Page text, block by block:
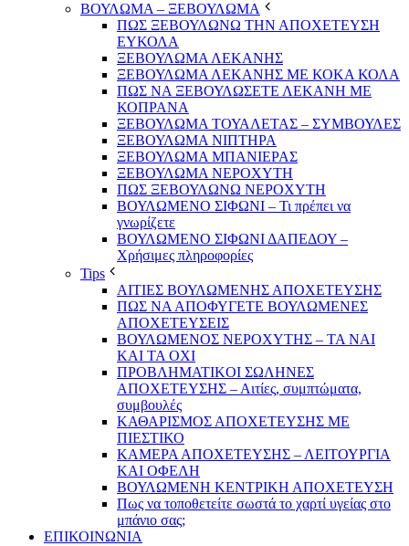
ΒΟΥΛΩΜΑ – ΞΕΒΟΥΛΩΜΑ
ΠΩΣ ΞΕΒΟΥΛΩΝΩ ΤΗΝ ΑΠΟΧΕΤΕΥΣΗ
ΕΥΚΟΛΑ
ΞΕΒΟΥΛΩΜΑ ΛΕΚΑΝΗΣ
ΞΕΒΟΥΛΩΜΑ ΛΕΚΑΝΗΣ ΜΕ ΚΟΚΑ ΚΟΛΑ
ΠΩΣ ΝΑ ΞΕΒΟΥΛΩΣΕΤΕ ΛΕΚΑΝΗ ΜΕ
ΚΟΠΡΑΝΑ
ΞΕΒΟΥΛΩΜΑ ΤΟΥΑΛΕΤΑΣ – ΣΥΜΒΟΥΛΕΣ
ΞΕΒΟΥΛΩΜΑ ΝΙΠΤΗΡΑ
ΞΕΒΟΥΛΩΜΑ ΜΠΑΝΙΕΡΑΣ
ΞΕΒΟΥΛΩΜΑ ΝΕΡΟΧΥΤΗ
ΠΩΣ ΞΕΒΟΥΛΩΝΩ ΝΕΡΟΧΥΤΗ
ΒΟΥΛΩΜΕΝΟ ΣΙΦΩΝΙ – Τι πρέπει να
γνωρίζετε
ΒΟΥΛΩΜΕΝΟ ΣΙΦΩΝΙ ΔΑΠΕΔΟΥ –
Χρήσιμες πληροφορίες
Tips
ΑΙΤΙΕΣ ΒΟΥΛΩΜΕΝΗΣ ΑΠΟΧΕΤΕΥΣΗΣ
ΠΩΣ ΝΑ ΑΠΟΦΥΓΕΤΕ ΒΟΥΛΩΜΕΝΕΣ
ΑΠΟΧΕΤΕΥΣΕΙΣ
ΒΟΥΛΩΜΕΝΟΣ ΝΕΡΟΧΥΤΗΣ – TA NAI
KAI TA OXI
ΠΡΟΒΛΗΜΑΤIKOI ΣΩΛΗΝΕΣ
ΑΠΟΧΕΤΕΥΣΗΣ – Αιτίες, συμπτώματα,
συμβουλές
ΚΑΘΑΡΙΣΜΟΣ ΑΠΟΧΕΤΕΥΣΗΣ ΜΕ
ΠΙΕΣΤΙΚΟ
ΚΑΜΕΡΑ ΑΠΟΧΕΤΕΥΣΗΣ – ΛΕΙΤΟΥΡΓΙΑ
ΚΑΙ ΟΦΕΛΗ
ΒΟΥΛΩΜΕΝΗ ΚΕΝΤΡΙΚΗ ΑΠΟΧΕΤΕΥΣΗ
Πως να τοποθετείτε σωστά το χαρτί υγείας στο
μπάνιο σας;
ΕΠΙΚΟΙΝΩΝΙΑ